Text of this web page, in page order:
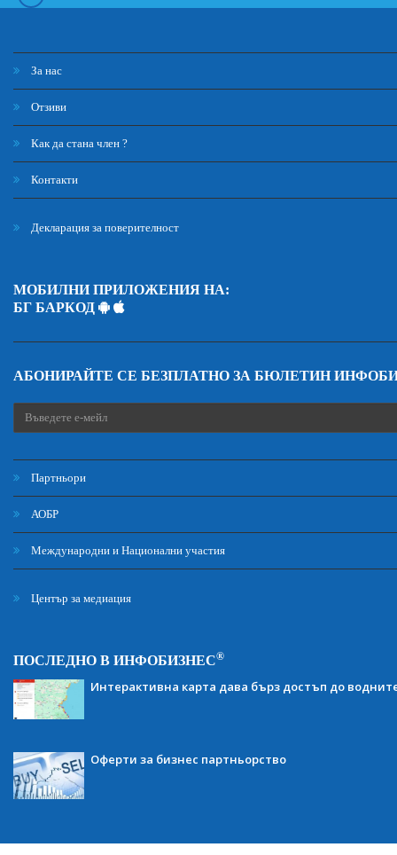
За нас
Отзиви
Как да стана член ?
Контакти
Декларация за поверителност
МОБИЛНИ ПРИЛОЖЕНИЯ НА:
БГ БАРКОД
АБОНИРАЙТЕ СЕ БЕЗПЛАТНО ЗА БЮЛЕТИН
Партньори
АОБР
Международни и Национални участия
Център за медиация
ПОСЛЕДНО В ИНФОБИЗНЕС®
Интерактивна карта дава бърз достъп до
Оферти за бизнес партньорство